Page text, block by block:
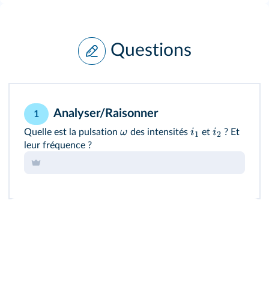
Questions
1 Analyser/Raisonner
Quelle est la pulsation ω des intensités i1 et i2 ? Et
leur fréquence ?